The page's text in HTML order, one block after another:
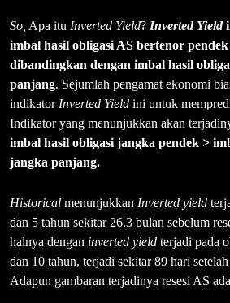
So, Apa itu Inverted Yield? Inverted Yield
imbal hasil obligasi AS bertenor
dibandingkan dengan imbal hasil
panjang. Sejumlah pengamat ekonomi
indikator Inverted Yield ini untuk
Indikator yang menunjukkan akan
imbal hasil obligasi jangka pendek >
jangka panjang.
Historical menunjukkan Inverted yield
dan 5 tahun sekitar 26.3 bulan sebelum
halnya dengan inverted yield terjadi pada
dan 10 tahun, terjadi sekitar 89 hari
Adapun gambaran terjadinya resesi AS